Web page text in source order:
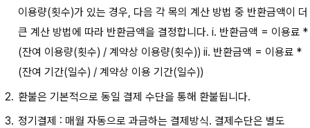
이용량(횟수)가 있는 경우, 다음 각 목의 계산 방법 중 반환금액이 더
큰 계산 방법에 따라 반환금액을 결정합니다. i. 반환금액 = 이용료 *
(잔여 이용량(횟수) / 계약상 이용량(횟수)) ii. 반환금액 = 이용료 *
(잔여 기간(일수) / 계약상 이용 기간(일수))
환불은 기본적으로 동일 결제 수단을 통해 환불됩니다.
정기결제 : 매월 자동으로 과금하는 결제방식. 결제수단은 별도